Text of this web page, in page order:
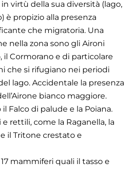
virtù della sua diversità (lago,
è propizio alla presenza
che migratoria. Una
nella zona sono gli Aironi
il Cormorano e di particolare
che si rifugiano nei periodi
lago. Accidentale la presenza
bianco maggiore.
Falco di palude e la Poiana.
rettili, come la Raganella, la
il Tritone crestato e
mammiferi quali il tasso e